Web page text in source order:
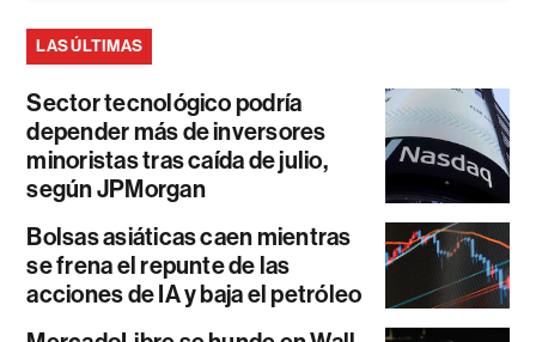
LAS ÚLTIMAS
Sector tecnológico podría
depender más de inversores
minoristas tras caída de julio,
según JPMorgan
Bolsas asiáticas caen mientras
se frena el repunte de las
acciones de IA y baja el petróleo